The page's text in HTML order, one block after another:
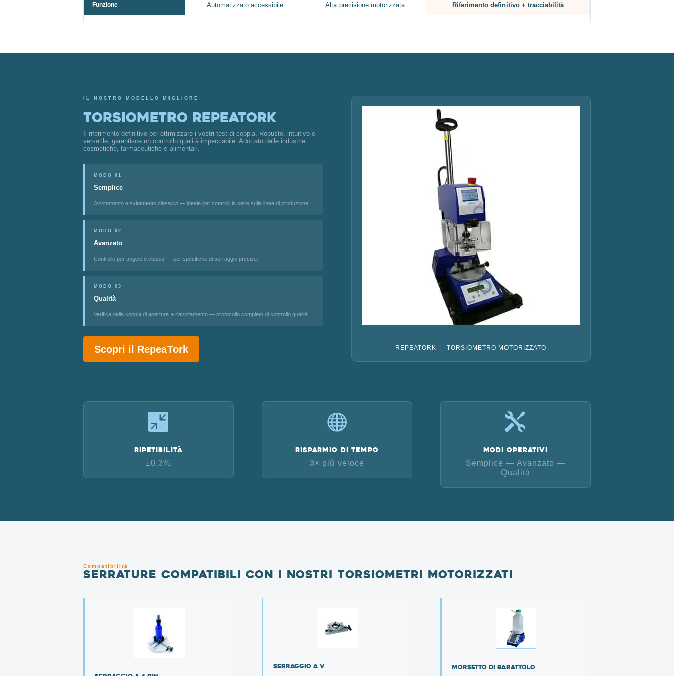
Funzione Automatizzato accessibile Alta precisione motorizzata Riferimento definitivo + tracciabilità
IL NOSTRO MODELLO MIGLIORE
Torsiometro RepeaTork
Il riferimento definitivo per ottimizzare i vostri test di coppia. Robusto, intuitivo e
versatile, garantisce un controllo qualità impeccabile. Adottato dalle industrie
cosmetiche, farmaceutiche e alimentari.
MODO 01
Semplice
Avvitamento e svitamento classico — ideale per controlli in serie sulla linea di produzione.
MODO 02
Avanzato
Controllo per angolo o coppia — per specifiche di serraggio precise.
MODO 03
Qualità
Verifica della coppia di apertura + riavvitamento — protocollo completo di controllo qualità.
Scopri il RepeaTork REPEATORK — TORSIOMETRO MOTORIZZATO

Ripetibilità
±0.3%

Risparmio di tempo
3× più veloce

Modi operativi
Semplice — Avanzato —
Qualità
Compatibilità
Serrature compatibili con i nostri torsiometri motorizzati
Serraggio a V Morsetto di barattolo